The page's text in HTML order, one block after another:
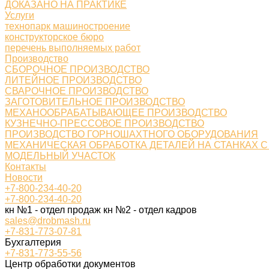
ДОКАЗАНО НА ПРАКТИКЕ
Услуги
технопарк машиностроение
конструкторское бюро
перечень выполняемых работ
Производство
СБОРОЧНОЕ ПРОИЗВОДСТВО
ЛИТЕЙНОЕ ПРОИЗВОДСТВО
СВАРОЧНОЕ ПРОИЗВОДСТВО
ЗАГОТОВИТЕЛЬНОЕ ПРОИЗВОДСТВО
МЕХАНООБРАБАТЫВАЮЩЕЕ ПРОИЗВОДСТВО
КУЗНЕЧНО-ПРЕССОВОЕ ПРОИЗВОДСТВО
ПРОИЗВОДСТВО ГОРНОШАХТНОГО ОБОРУДОВАНИЯ
МЕХАНИЧЕСКАЯ ОБРАБОТКА ДЕТАЛЕЙ НА СТАНКАХ
МОДЕЛЬНЫЙ УЧАСТОК
Контакты
Новости
+7-800-234-40-20
+7-800-234-40-20
кн №1 - отдел продаж кн №2 - отдел кадров
sales@drobmash.ru
+7-831-773-07-81
Бухгалтерия
+7-831-773-55-56
Центр обработки документов